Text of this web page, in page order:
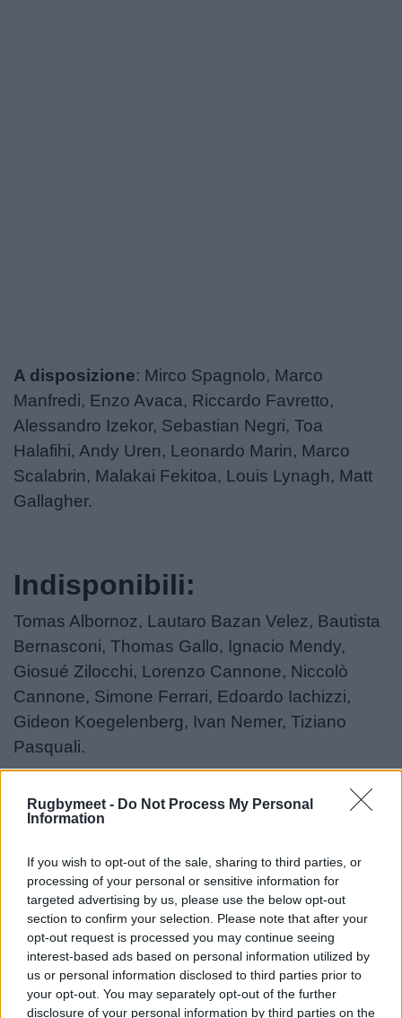
Rugbymeet - Do Not Process My Personal
Information
If you wish to opt-out of the sale, sharing to third parties, or
processing of your personal or sensitive information for
targeted advertising by us, please use the below opt-out
section to confirm your selection. Please note that after your
opt-out request is processed you may continue seeing
interest-based ads based on personal information utilized by
us or personal information disclosed to third parties prior to
your opt-out. You may separately opt-out of the further
disclosure of your personal information by third parties on the
A disposizione: Mirco Spagnolo, Marco
Manfredi, Enzo Avaca, Riccardo Favretto,
Alessandro Izekor, Sebastian Negri, Toa
Halafihi, Andy Uren, Leonardo Marin, Marco
Scalabrin, Malakai Fekitoa, Louis Lynagh, Matt
Gallagher.
Indisponibili:
Tomas Albornoz, Lautaro Bazan Velez, Bautista
Bernasconi, Thomas Gallo, Ignacio Mendy,
Giosué Zilocchi, Lorenzo Cannone, Niccolò
Cannone, Simone Ferrari, Edoardo Iachizzi,
Gideon Koegelenberg, Ivan Nemer, Tiziano
Pasquali.